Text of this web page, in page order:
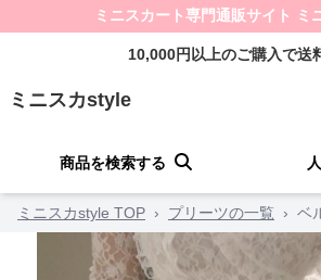
ミニスカート専門通販サイト ミ
10,000円以上のご購入で送
ミニスカstyle
商品を検索する
ミニスカstyle TOP › プリーツの一覧 › ベ